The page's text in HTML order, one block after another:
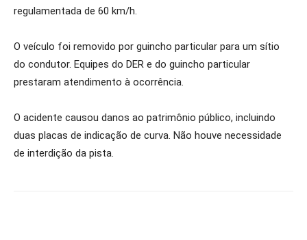
regulamentada de 60 km/h.
O veículo foi removido por guincho particular para um sítio
do condutor. Equipes do DER e do guincho particular
prestaram atendimento à ocorrência.
O acidente causou danos ao patrimônio público, incluindo
duas placas de indicação de curva. Não houve necessidade
de interdição da pista.